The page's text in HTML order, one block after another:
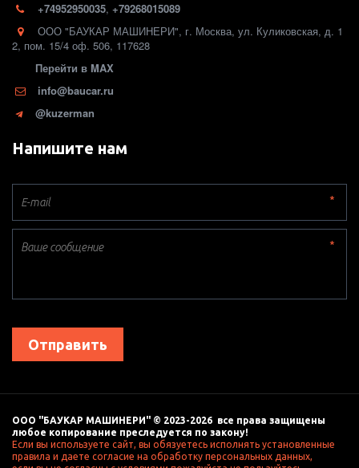
+74952950035, +79268015089
ООО "БАУКАР МАШИНЕРИ", г. Москва, ул. Куликовская, д. 1
2, пом. 15/4 оф. 506, 117628
Перейти в MAX
info@baucar.ru
@kuzerman
Напишите нам
*
*
Отправить
ООО "БАУКАР МАШИНЕРИ" © 2023-2026  все права защищены
любое копирование преследуется по закону!
Если вы используете сайт, вы обязуетесь исполнять установленные
правила и даете согласие на обработку персональных данных,